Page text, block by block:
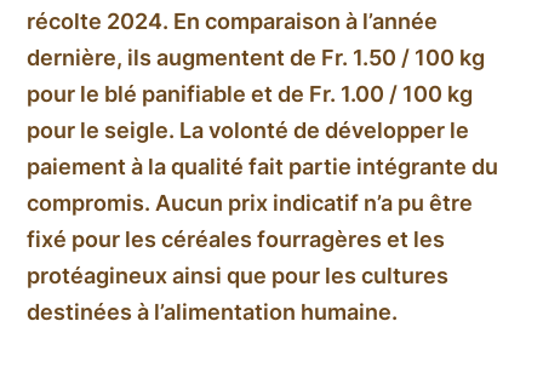
récolte 2024. En comparaison à l’année
dernière, ils augmentent de Fr. 1.50 / 100 kg
pour le blé panifiable et de Fr. 1.00 / 100 kg
pour le seigle. La volonté de développer le
paiement à la qualité fait partie intégrante du
compromis. Aucun prix indicatif n’a pu être
fixé pour les céréales fourragères et les
protéagineux ainsi que pour les cultures
destinées à l’alimentation humaine.